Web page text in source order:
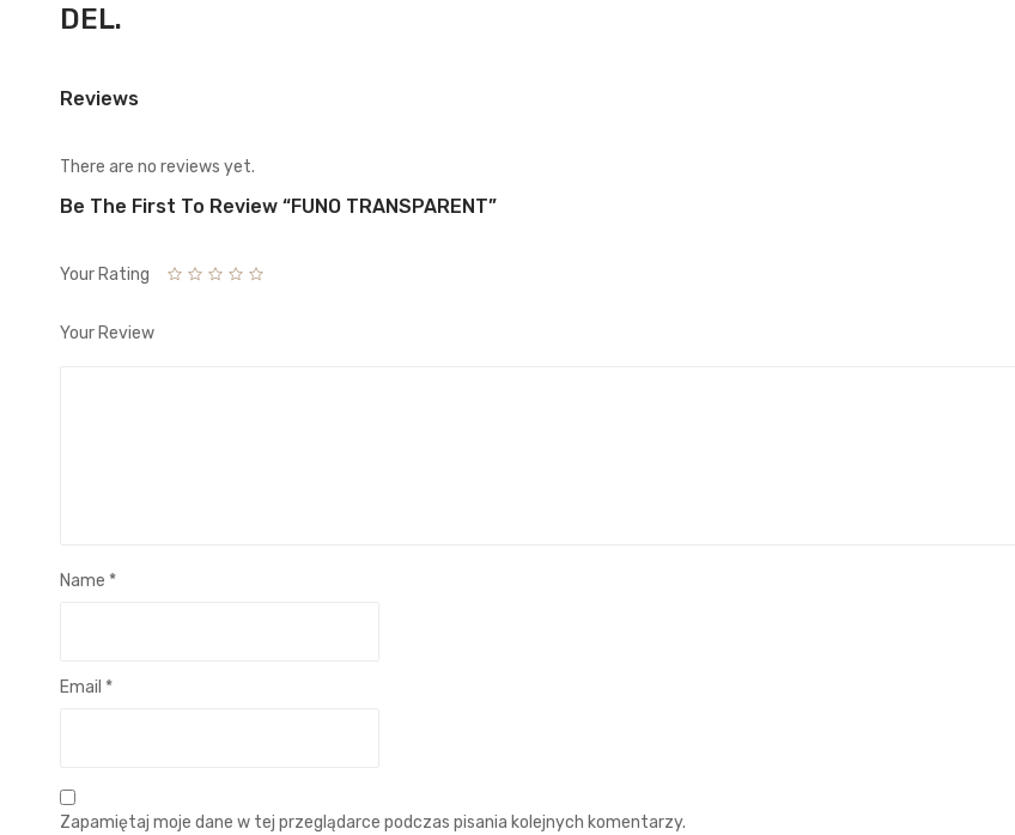
DEL.
Reviews
There are no reviews yet.
Be The First To Review “FUNO TRANSPARENT”
Your Rating
Your Review
Name *
Email *
Zapamiętaj moje dane w tej przeglądarce podczas pisania kolejnych komentarzy.